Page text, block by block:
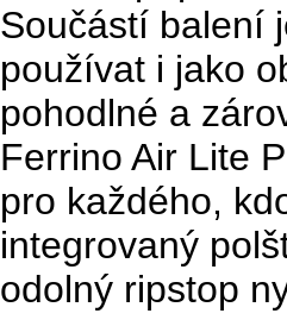
Součástí balení
používat i jako
pohodlné a
Ferrino Air Lite
pro každého,
integrovaný
odolný ripstop